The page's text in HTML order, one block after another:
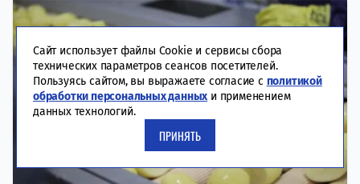
Сайт использует файлы Cookie и сервисы сбора
технических параметров сеансов посетителей.
Пользуясь сайтом, вы выражаете согласие с политикой
обработки персональных данных и применением
данных технологий.
ПРИНЯТЬ